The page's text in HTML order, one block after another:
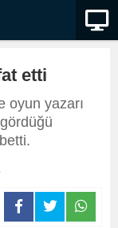
etti
oyun yazarı